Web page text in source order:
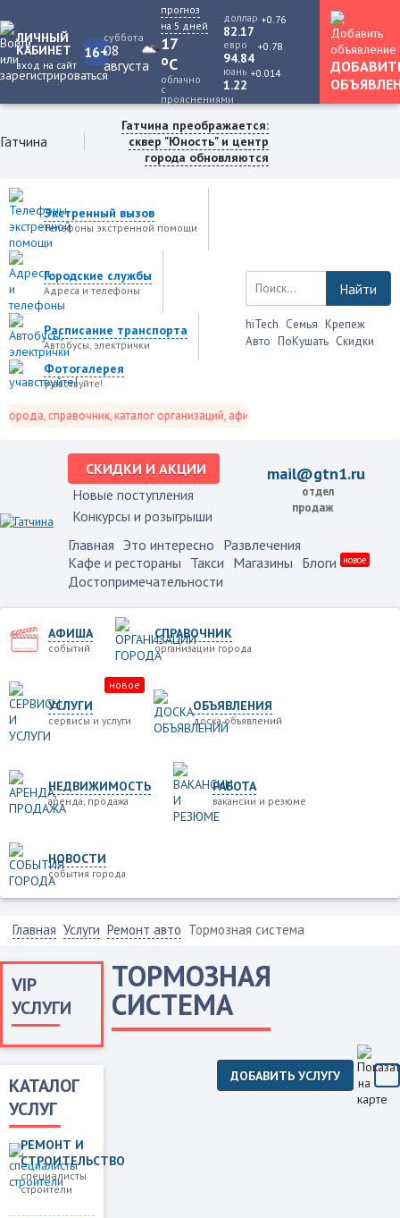
ЛИЧНЫЙ
КАБИНЕТ
вход на сайт
16+
суббота
08
августа
прогноз
на 5 дней
17
oC
облачно
с
прояснениями
доллар
82.17
+0.76
евро
94.84
+0.78
юань
1.22
+0.014
Гатчина
Гатчина преображается:
сквер "Юность" и центр
города обновляются
Экстренный вызов
Телефоны экстренной помощи
Городские службы
Адреса и телефоны
Расписание транспорта
Автобусы, электрички
Фотогалерея
учавствуйте!
справочник, каталог организаций, афиша событий и не только это.
Найти
hiTech Семья Крепеж
Авто ПоКушать Скидки
СКИДКИ И АКЦИИ
Новые поступления
Конкурсы и розыгрыши
mail@gtn1.ru
отдел
продаж
Главная Это интересно Развлечения
Кафе и рестораны Такси Магазины Блоги новое
Достопримечательности
АФИША
событий
СПРАВОЧНИК
организации города
УСЛУГИ
сервисы и услуги
новое
ОБЪЯВЛЕНИЯ
доска объявлений
НЕДВИЖИМОСТЬ
аренда, продажа
РАБОТА
вакансии и резюме
НОВОСТИ
события города
Главная Услуги Ремонт авто Тормозная система
VIP
УСЛУГИ
КАТАЛОГ
УСЛУГ
РЕМОНТ И
СТРОИТЕЛЬСТВО
специалисты
строители
ТОРМОЗНАЯ
СИСТЕМА
ДОБАВИТЬ УСЛУГУ